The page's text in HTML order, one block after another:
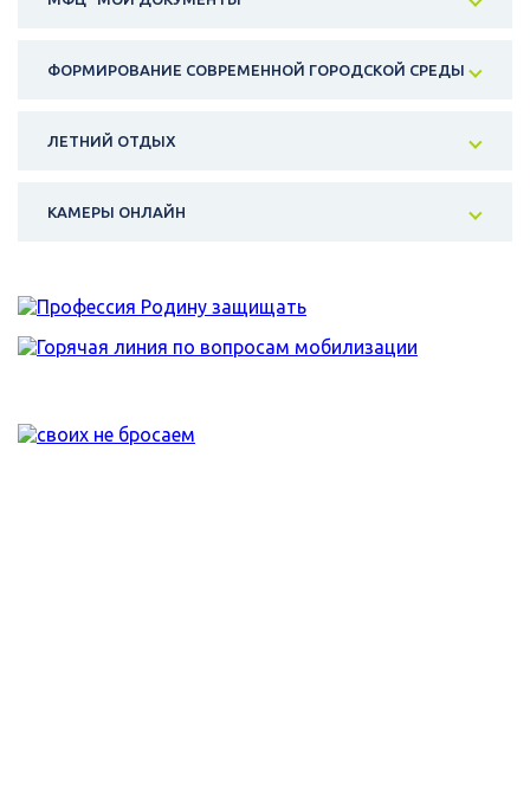
ФОРМИРОВАНИЕ СОВРЕМЕННОЙ ГОРОДСКОЙ СРЕДЫ
ЛЕТНИЙ ОТДЫХ
КАМЕРЫ ОНЛАЙН